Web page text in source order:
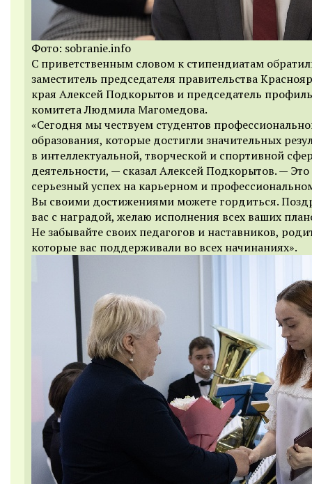
Фото: sobranie.info
С приветственным словом к стипендиатам
заместитель председателя правительства
края Алексей Подкорытов и председатель
комитета Людмила Магомедова.
«Сегодня мы чествуем студентов
образования, которые достигли значительных
в интеллектуальной, творческой и спортивной
деятельности, — сказал Алексей Подкорытов. — Это
серьезный успех на карьерном и
Вы своими достижениями можете гордиться.
вас с наградой, желаю исполнения всех ваших
Не забывайте своих педагогов и наставников,
которые вас поддерживали во всех начинаниях».